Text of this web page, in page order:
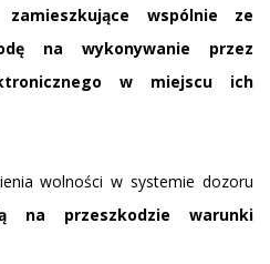
zamieszkujące wspólnie ze
na wykonywanie przez
w miejscu ich
wolności w systemie dozoru
na przeszkodzie warunki